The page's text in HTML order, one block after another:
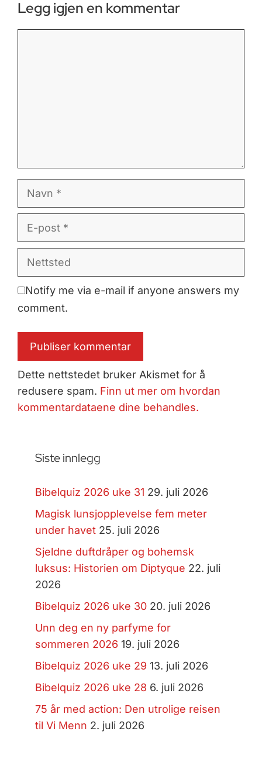
Legg igjen en kommentar
post
Notify me via e-mail if anyone answers my
comment.
Dette nettstedet bruker Akismet for å
redusere spam. Finn ut mer om hvordan
kommentardataene dine behandles.
Siste innlegg
Bibelquiz 2026 uke 31 29. juli 2026
Magisk lunsjopplevelse fem meter
under havet 25. juli 2026
Sjeldne duftdråper og bohemsk
luksus: Historien om Diptyque 22. juli
2026
Bibelquiz 2026 uke 30 20. juli 2026
Unn deg en ny parfyme for
sommeren 2026 19. juli 2026
Bibelquiz 2026 uke 29 13. juli 2026
Bibelquiz 2026 uke 28 6. juli 2026
75 år med action: Den utrolige reisen
til Vi Menn 2. juli 2026